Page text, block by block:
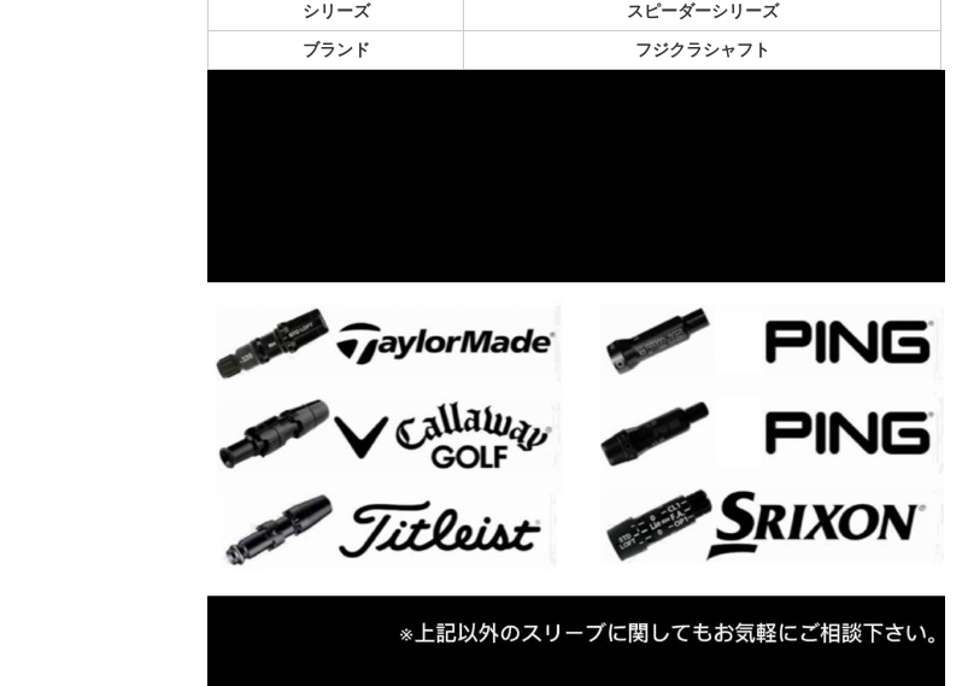
シリーズ
スピーダーシリーズ
ブランド
フジクラシャフト